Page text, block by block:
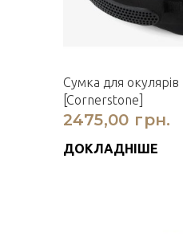
Сумка для
[Cornerstone]
2475,00 грн.
ДОКЛАДНІШЕ